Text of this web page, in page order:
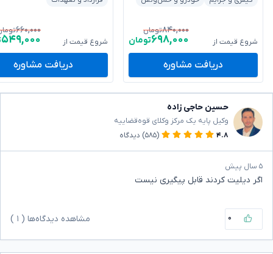
شروع قیمت از
۸۴۰,۰۰۰تومان
۶۹۸,۰۰۰تومان
دریافت مشاوره
شروع قیمت از
۶۶۰,۰۰۰
۵۴۹,۰۰۰
دریافت مشاوره
حسین حاجی زاده
وکیل پایه یک مرکز وکلای قوه‌قضاییه
۴.۸
(۵۸۵) دیدگاه
۵ سال پیش
اگر دیلیت کردند قابل پیگیری نیست
۰ مشاهده دیدگاه‌ها ( ۱